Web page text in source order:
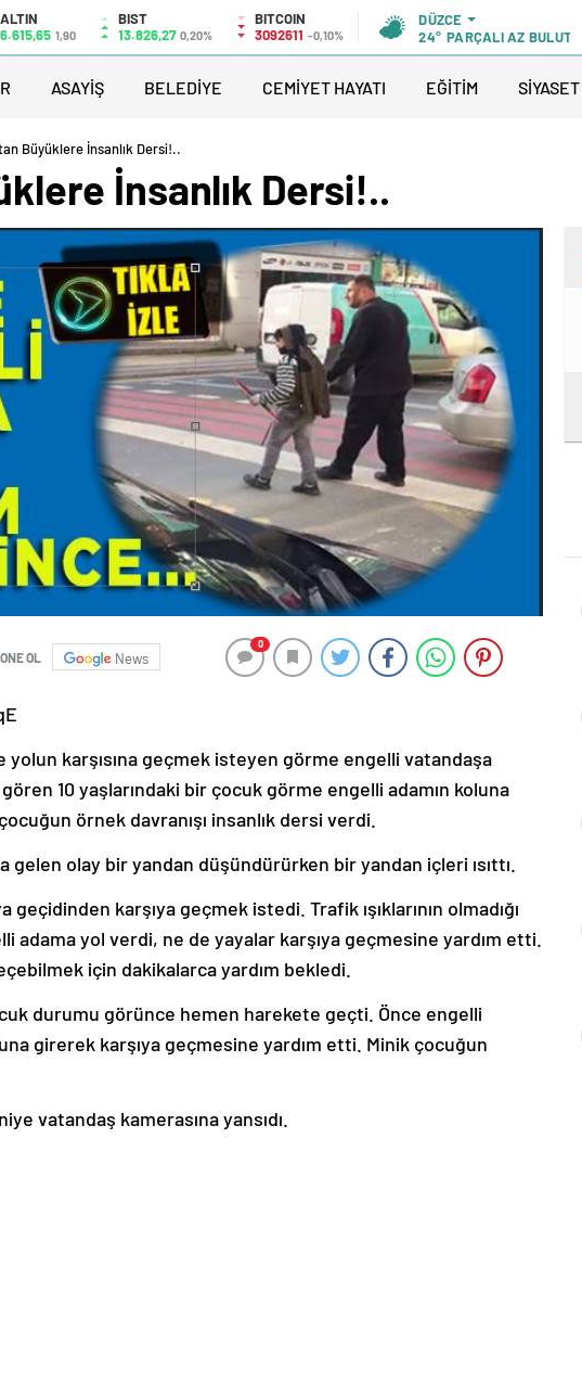
ALTIN
6.615,65 1,90
BIST
13.826,27 0,20%
BITCOIN
3092611 -0,10%
DÜZCE
24° PARÇALI AZ BULUTLU
ASAYİŞ BELEDİYE CEMİYET HAYATI EĞİTİM SİYASET
Büyüklere İnsanlık Dersi!..
İnsanlık Dersi!..
OL News
0
yolun karşısına geçmek isteyen görme engelli vatandaşa
10 yaşlarındaki bir çocuk görme engelli adamın koluna
örnek davranışı insanlık dersi verdi.
gelen olay bir yandan düşündürürken bir yandan içleri ısıttı.
karşıya geçmek istedi. Trafik ışıklarının olmadığı
adama yol verdi, ne de yayalar karşıya geçmesine yardım etti.
için dakikalarca yardım bekledi.
durumu görünce hemen harekete geçti. Önce engelli
girerek karşıya geçmesine yardım etti. Minik çocuğun
vatandaş kamerasına yansıdı.